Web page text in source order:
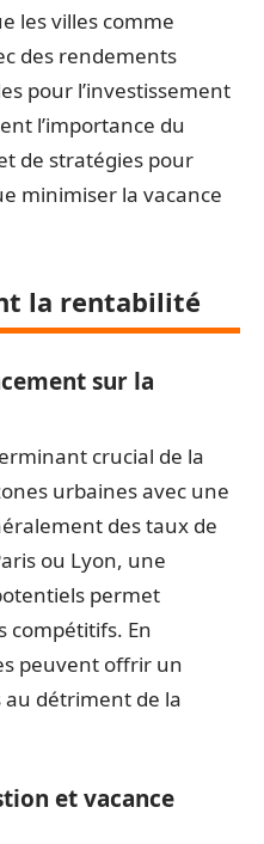
les villes comme
des rendements
pour l’investissement
l’importance du
de stratégies pour
minimiser la vacance
la rentabilité
sur la
crucial de la
urbaines avec une
des taux de
ou Lyon, une
permet
compétitifs. En
peuvent offrir un
au détriment de la
et vacance